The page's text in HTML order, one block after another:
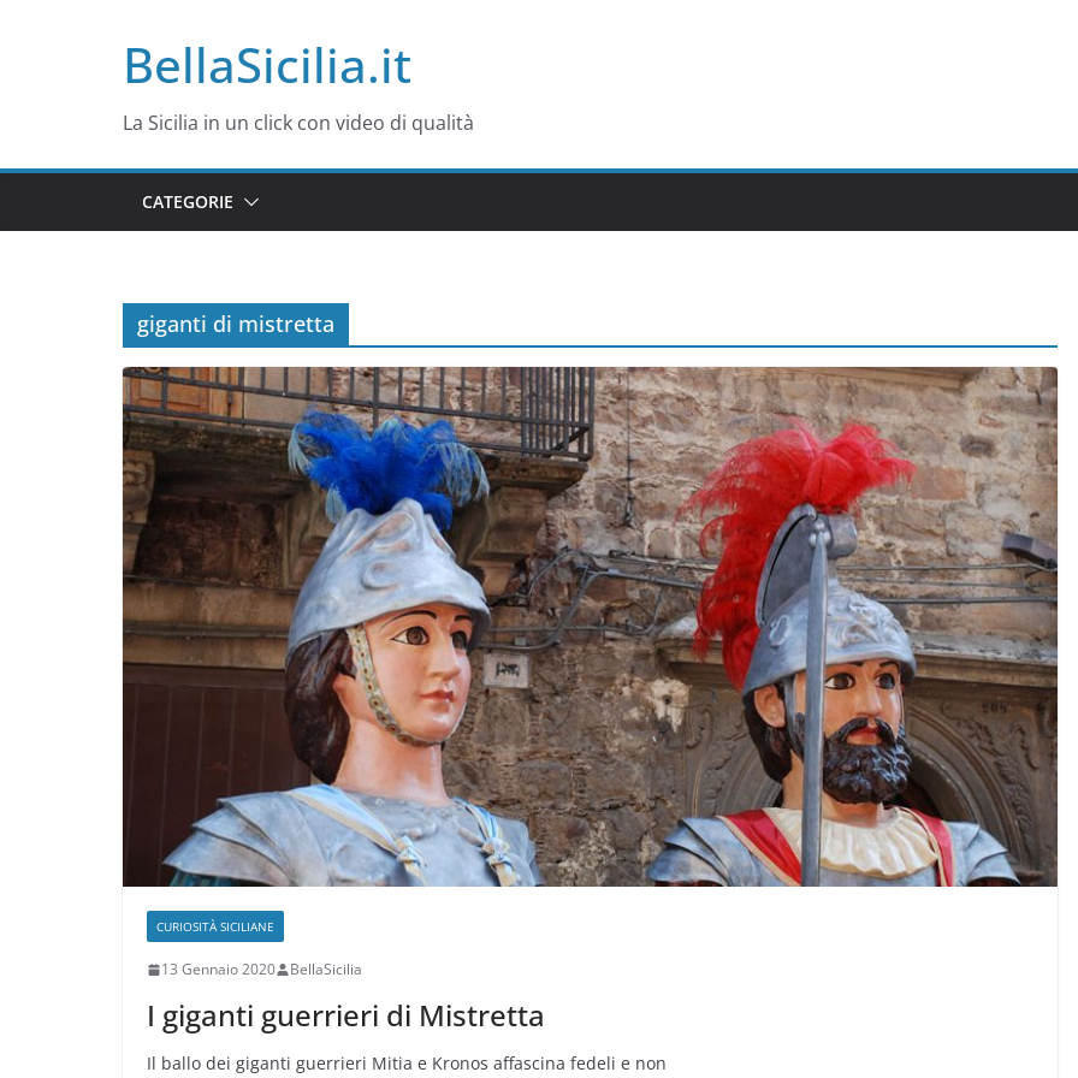
BellaSicilia.it
La Sicilia in un click con video di qualità
CATEGORIE
giganti di mistretta
CURIOSITÀ SICILIANE
13 Gennaio 2020 BellaSicilia
I giganti guerrieri di Mistretta
Il ballo dei giganti guerrieri Mitia e Kronos affascina fedeli e non